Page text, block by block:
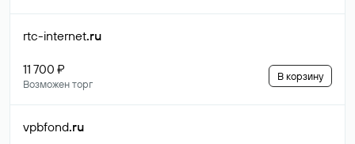
rtc-internet.ru
11 700 ₽
Возможен торг
В корзину
vpbfond.ru